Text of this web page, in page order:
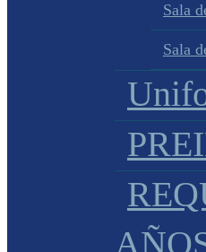
Sala
Sala